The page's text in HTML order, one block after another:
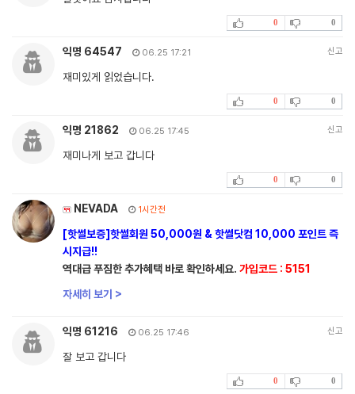
0 0
익명 64547 06.25 17:21 신고
재미있게 읽었습니다.
0 0
익명 21862 06.25 17:45 신고
재미나게 보고 갑니다
0 0
NEVADA 1시간전
[핫썰보증]핫썰회원 50,000원 & 핫썰닷컴 10,000 포인트 즉
시지급!!
역대급 푸짐한 추가혜택 바로 확인하세요. 가입코드 : 5151
자세히 보기 >
익명 61216 06.25 17:46 신고
잘 보고 갑니다
0 0